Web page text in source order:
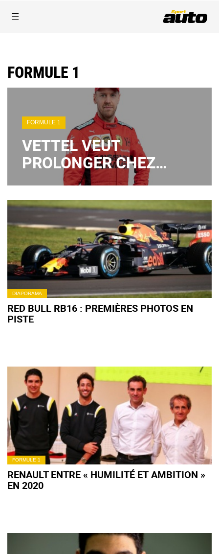
FORMULE 1
FORMULE 1
VETTEL VEUT
PROLONGER CHEZ
FERRARI
DIAPORAMA
RED BULL RB16 : PREMIÈRES PHOTOS EN
PISTE
FORMULE 1
RENAULT ENTRE « HUMILITÉ ET AMBITION »
EN 2020